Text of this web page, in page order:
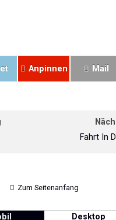
Anpinnen Mail
Fahrt In
Zum Seitenanfang
Desktop